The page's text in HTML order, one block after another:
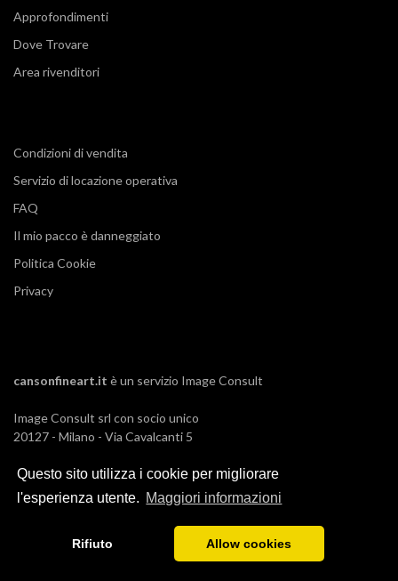
Questo sito utilizza i cookie per migliorare
l'esperienza utente. Maggiori informazioni
Rifiuto Allow cookies
Approfondimenti
Dove Trovare
Area rivenditori
Condizioni di vendita
Servizio di locazione operativa
FAQ
Il mio pacco è danneggiato
Politica Cookie
Privacy
cansonfineart.it è un servizio Image Consult
Image Consult srl con socio unico
20127 - Milano - Via Cavalcanti 5
P.IVA e C.F. 03383650961
REA 1673647 CCIAA Milano Monza Brianza
Registro Pile IT13030P00003110